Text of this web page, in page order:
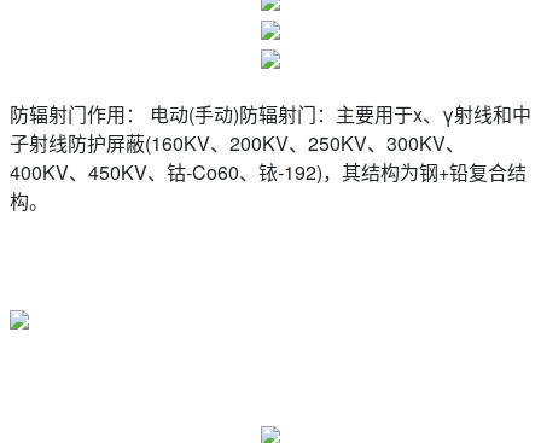
防辐射门作用： 电动(手动)防辐射门：主要用于x、γ射线和中
子射线防护屏蔽(160KV、200KV、250KV、300KV、
400KV、450KV、钴-Co60、铱-192)，其结构为钢+铅复合结
构。